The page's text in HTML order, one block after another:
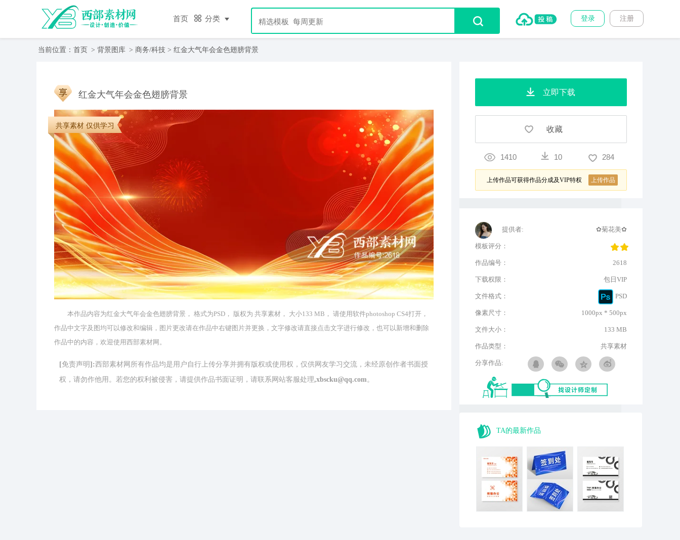
首页 分类 注册
登录
当前位置： 首页 > 背景图库 > 商务/科技 > 红金大气年会金色翅膀背景
共享素材 仅供学习
红金大气年会金色翅膀背景
本作品内容为红金大气年会金色翅膀背景， 格式为PSD， 版权为 共享素材， 大小133 MB， 请使用软件photoshop CS4打开，
作品中文字及图均可以修改和编辑，图片更改请在作品中右键图片并更换，文字修改请直接点击文字进行修改，也可以新增和删除
作品中的内容，欢迎使用西部素材网。
[免责声明]:西部素材网所有作品均是用户自行上传分享并拥有版权或使用权，仅供网友学习交流，未经原创作者书面授
权，请勿作他用。若您的权利被侵害，请提供作品书面证明，请联系网站客服处理,xbscku@qq.com。
立即下载
收藏
1410 10 284
上传作品可获得作品分成及VIP特权 上传作品
提供者: ✿菊花美✿
模板评分：
作品编号： 2618
下载权限： 包日VIP
文件格式： PSD
像素尺寸： 1000px * 500px
文件大小： 133 MB
作品类型： 共享素材
分享作品:
TA的最新作品